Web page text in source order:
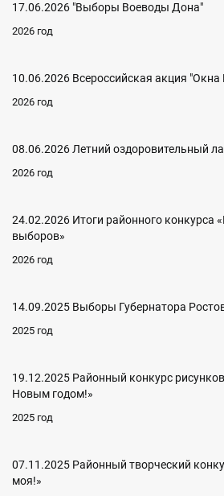
17.06.2026 "Выборы Воеводы Дона"
2026 год
10.06.2026 Всероссийская акция "Окна
2026 год
08.06.2026 Летний оздоровительный
2026 год
24.02.2026 Итоги районного конкурса
выборов»
2026 год
14.09.2025 Выборы Губернатора
2025 год
19.12.2025 Районный конкурс
Новым годом!»
2025 год
07.11.2025 Районный творческий
моя!»